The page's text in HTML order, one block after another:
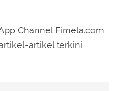
Channel Fimela.com
artikel terkini